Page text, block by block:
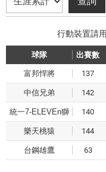
球隊 出賽數
富邦悍將 137
中信兄弟 142
統一7-ELEVEn獅 140
樂天桃猿 144
台鋼雄鷹 63